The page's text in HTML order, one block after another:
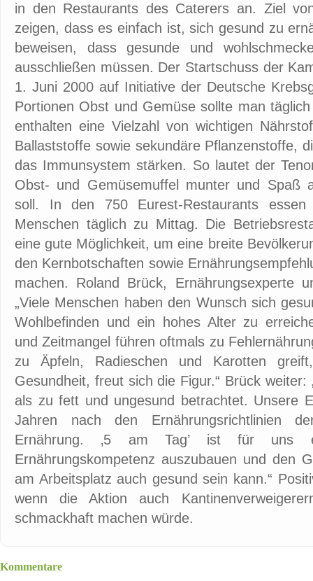
in den Restaurants des Caterers an. Ziel
zeigen, dass es einfach ist, sich gesund zu
beweisen, dass gesunde und
ausschließen müssen. Der Startschuss der
1. Juni 2000 auf Initiative der Deutsche
Portionen Obst und Gemüse sollte man
enthalten eine Vielzahl von wichtigen
Ballaststoffe sowie sekundäre Pflanzenstoffe,
das Immunsystem stärken. So lautet der
Obst- und Gemüsemuffel munter und Spaß
soll. In den 750 Eurest-Restaurants
Menschen täglich zu Mittag. Die
eine gute Möglichkeit, um eine breite
den Kernbotschaften sowie
machen. Roland Brück, Ernährungsexperte
„Viele Menschen haben den Wunsch sich
Wohlbefinden und ein hohes Alter zu
und Zeitmangel führen oftmals zu
zu Äpfeln, Radieschen und Karotten
Gesundheit, freut sich die Figur.“ Brück
als zu fett und ungesund betrachtet. Unsere
Jahren nach den Ernährungsrichtlinien
Ernährung. ‚5 am Tag’ ist für uns
Ernährungskompetenz auszubauen und den
am Arbeitsplatz auch gesund sein kann.“
wenn die Aktion auch
schmackhaft machen würde.
Kommentare